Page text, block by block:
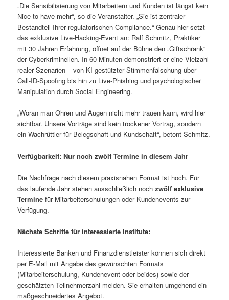
„Die Sensibilisierung von Mitarbeitern und Kunden ist längst kein
Nice-to-have mehr“, so die Veranstalter. „Sie ist zentraler
Bestandteil Ihrer regulatorischen Compliance.“ Genau hier setzt
das exklusive Live-Hacking-Event an: Ralf Schmitz, Praktiker
mit 30 Jahren Erfahrung, öffnet auf der Bühne den „Giftschrank“
der Cyberkriminellen. In 60 Minuten demonstriert er eine Vielzahl
realer Szenarien – von KI-gestützter Stimmenfälschung über
Call-ID-Spoofing bis hin zu Live-Phishing und psychologischer
Manipulation durch Social Engineering.
„Woran man Ohren und Augen nicht mehr trauen kann, wird hier
sichtbar. Unsere Vorträge sind kein trockener Vortrag, sondern
ein Wachrüttler für Belegschaft und Kundschaft“, betont Schmitz.
Verfügbarkeit: Nur noch zwölf Termine in diesem Jahr
Die Nachfrage nach diesem praxisnahen Format ist hoch. Für
das laufende Jahr stehen ausschließlich nochzwölf exklusive
Termine für Mitarbeiterschulungen oder Kundenevents zur
Verfügung.
Nächste Schritte für interessierte Institute:
Interessierte Banken und Finanzdienstleister können sich direkt
per E-Mail mit Angabe des gewünschten Formats
(Mitarbeiterschulung, Kundenevent oder beides) sowie der
geschätzten Teilnehmerzahl melden. Sie erhalten umgehend ein
maßgeschneidertes Angebot.